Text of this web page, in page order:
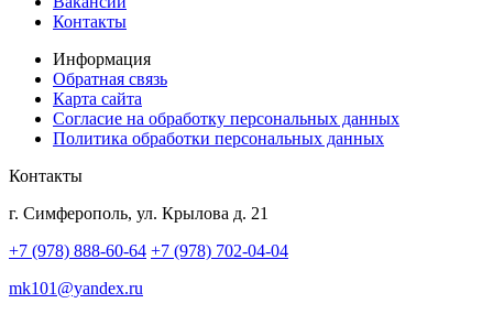
Контакты
Информация
Обратная связь
Карта сайта
Согласие на обработку персональных данных
Политика обработки персональных данных
Контакты
г. Симферополь, ул. Крылова д. 21
+7 (978) 888-60-64 +7 (978) 702-04-04
mk101@yandex.ru